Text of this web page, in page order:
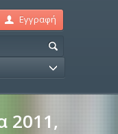
Εγγραφή
2011,